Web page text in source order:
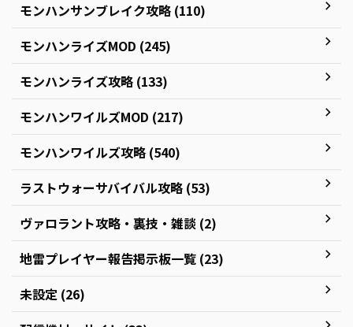
モンハンサンブレイク攻略 (110)
モンハンライズMOD (245)
モンハンライズ攻略 (133)
モンハンワイルズMOD (217)
モンハンワイルズ攻略 (540)
ラストウォーサバイバル攻略 (53)
ヴァロラント攻略・裏技・雑談 (2)
地雷プレイヤー報告掲示板一覧 (23)
未設定 (26)